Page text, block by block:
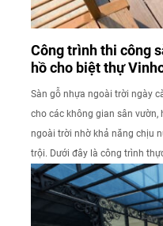
Công trình thi công
hồ cho biệt thự
Sàn gỗ nhựa ngoài trời ngày
cho các không gian sân
ngoài trời nhờ khả năng chịu
trội. Dưới đây là công trình